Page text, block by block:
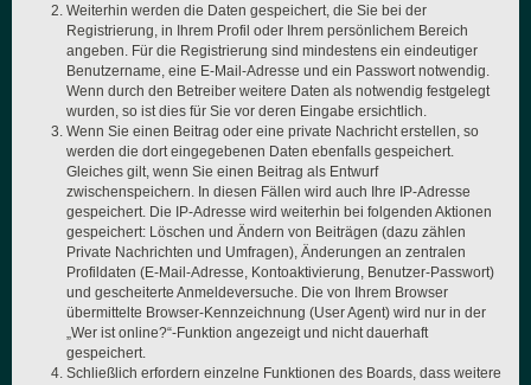
Weiterhin werden die Daten gespeichert, die Sie bei der
Registrierung, in Ihrem Profil oder Ihrem persönlichem Bereich
angeben. Für die Registrierung sind mindestens ein eindeutiger
Benutzername, eine E-Mail-Adresse und ein Passwort notwendig.
Wenn durch den Betreiber weitere Daten als notwendig festgelegt
wurden, so ist dies für Sie vor deren Eingabe ersichtlich.
Wenn Sie einen Beitrag oder eine private Nachricht erstellen, so
werden die dort eingegebenen Daten ebenfalls gespeichert.
Gleiches gilt, wenn Sie einen Beitrag als Entwurf
zwischenspeichern. In diesen Fällen wird auch Ihre IP-Adresse
gespeichert. Die IP-Adresse wird weiterhin bei folgenden Aktionen
gespeichert: Löschen und Ändern von Beiträgen (dazu zählen
Private Nachrichten und Umfragen), Änderungen an zentralen
Profildaten (E-Mail-Adresse, Kontoaktivierung, Benutzer-Passwort)
und gescheiterte Anmeldeversuche. Die von Ihrem Browser
übermittelte Browser-Kennzeichnung (User Agent) wird nur in der
„Wer ist online?“-Funktion angezeigt und nicht dauerhaft
gespeichert.
Schließlich erfordern einzelne Funktionen des Boards, dass weitere